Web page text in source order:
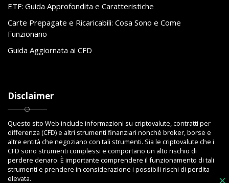
ETF: Guida Approfondita e Caratteristiche
Carte Prepagate e Ricaricabili: Cosa Sono e Come
Funzionano
Guida Aggiornata ai CFD
Disclaimer
Questo sito Web include informazioni su criptovalute, contratti per
differenza (CFD) e altri strumenti finanziari nonché broker, borse e
altre entità che negoziano con tali strumenti. Sia le criptovalute che i
CFD sono strumenti complessi e comportano un alto rischio di
perdere denaro. È importante comprendere il funzionamento di tali
strumenti e prendere in considerazione i possibili rischi di perdita
elevata.